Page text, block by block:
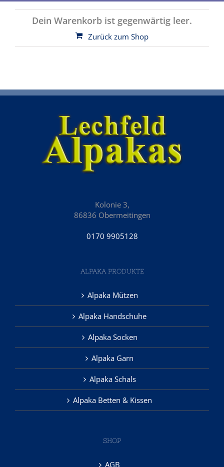
Dein Warenkorb ist gegenwärtig leer.
Zurück zum Shop
Kolonie 3,
86836 Obermeitingen
0170 9905128
ALPAKA PRODUKTE
Alpaka Mützen
Alpaka Handschuhe
Alpaka Socken
Alpaka Garn
Alpaka Schals
Alpaka Betten & Kissen
SHOP
AGB